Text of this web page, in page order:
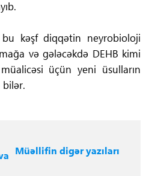
kəşf diqqətin neyrobioloji
və gələcəkdə DEHB kimi
üçün yeni üsulların
bilər.
Müəllifin digər yazıları